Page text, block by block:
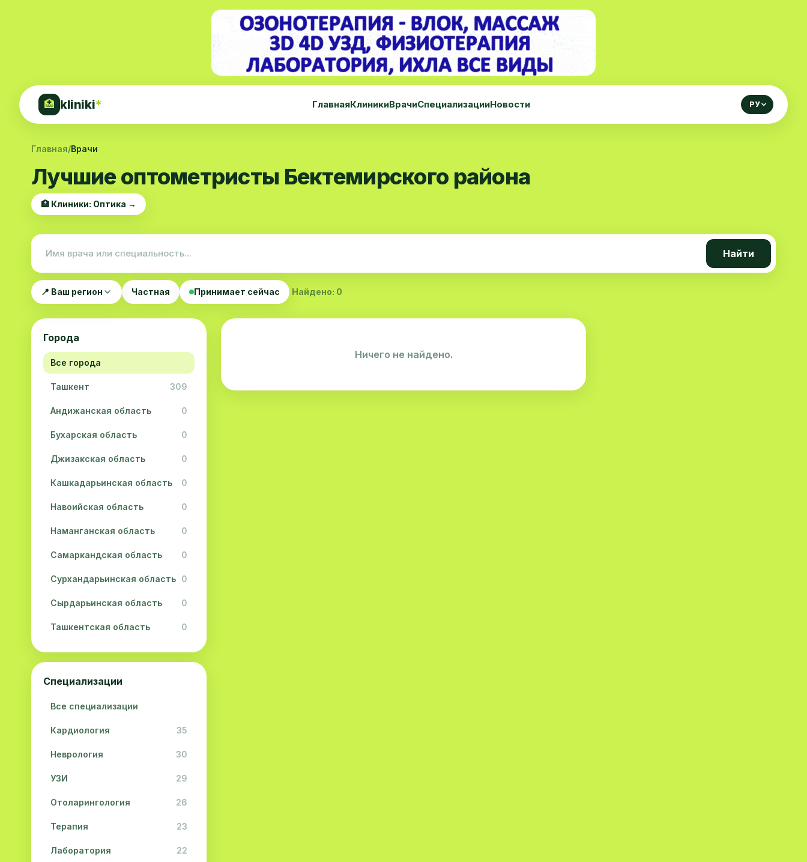
🏥 kliniki* ГлавнаяКлиникиВрачиСпециализацииНовости РУ
Главная/Врачи
Лучшие оптометристы Бектемирского района
🏥 Клиники: Оптика →
Найти
📍 Ваш регион Частная Принимает сейчас Найдено: 0
Города
Все города
Ташкент 309
Андижанская область 0
Бухарская область 0
Джизакская область 0
Кашкадарьинская область 0
Навоийская область 0
Наманганская область 0
Самаркандская область 0
Сурхандарьинская область 0
Сырдарьинская область 0
Ташкентская область 0
Ферганская область 0
Специализации
Все специализации
Кардиология 35
Неврология 30
УЗИ 29
Отоларингология 26
Терапия 23
Лаборатория 22
Ничего не найдено.